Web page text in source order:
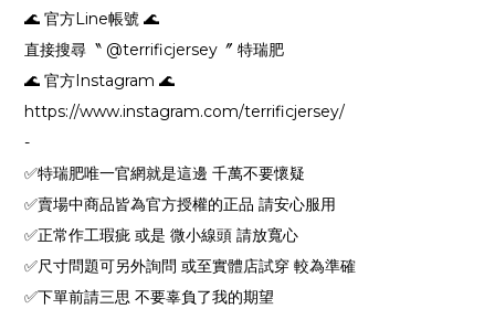
🌊 官方Line帳號 🌊
直接搜尋〝 @terrificjersey〞 特瑞肥
🌊 官方Instagram 🌊
https://www.instagram.com/terrificjersey/
-
✅特瑞肥唯一官網就是這邊 千萬不要懷疑
✅賣場中商品皆為官方授權的正品 請安心服用
✅正常作工瑕疵 或是 微小線頭 請放寬心
✅尺寸問題可另外詢問 或至實體店試穿 較為準確
✅下單前請三思 不要辜負了我的期望